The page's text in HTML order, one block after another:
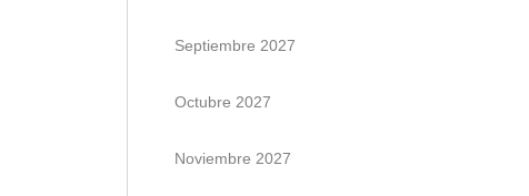
Septiembre 2027
Octubre 2027
Noviembre 2027